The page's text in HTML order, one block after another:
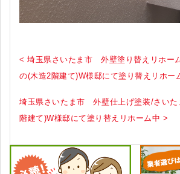
< 埼玉県さいたま市 外壁塗り替えリホー
の(木造2階建て)W様邸にて塗り替えリホー
埼玉県さいたま市 外壁仕上げ塗装/さいた
階建て)W様邸にて塗り替えリホーム中 >